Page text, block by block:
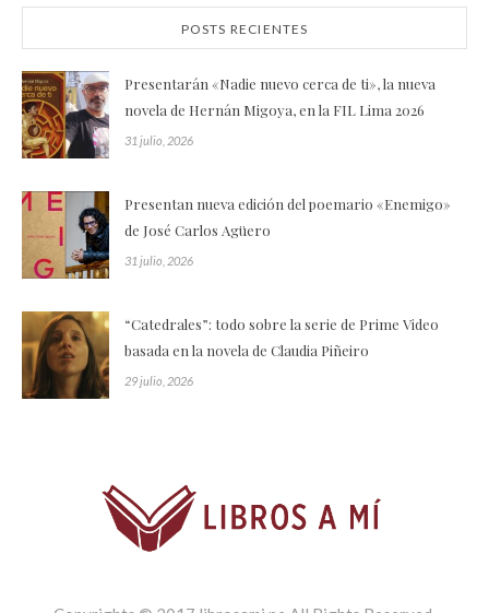
POSTS RECIENTES
Presentarán «Nadie nuevo cerca de ti», la nueva
novela de Hernán Migoya, en la FIL Lima 2026
31 julio, 2026
Presentan nueva edición del poemario «Enemigo»
de José Carlos Agüero
31 julio, 2026
“Catedrales”: todo sobre la serie de Prime Video
basada en la novela de Claudia Piñeiro
29 julio, 2026